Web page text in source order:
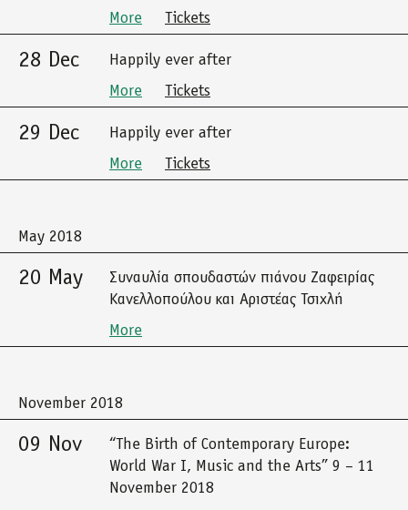
More
Tickets
28 Dec
Happily ever after
More
Tickets
29 Dec
Happily ever after
More
Tickets
May 2018
20 May
Συναυλία σπουδαστών πιάνου Ζαφειρίας
Κανελλοπούλου και Αριστέας Τσιχλή
More
November 2018
09 Nov
“The Birth of Contemporary Europe:
World War I, Music and the Arts” 9 – 11
November 2018